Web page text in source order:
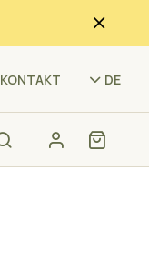
KONTAKT DE